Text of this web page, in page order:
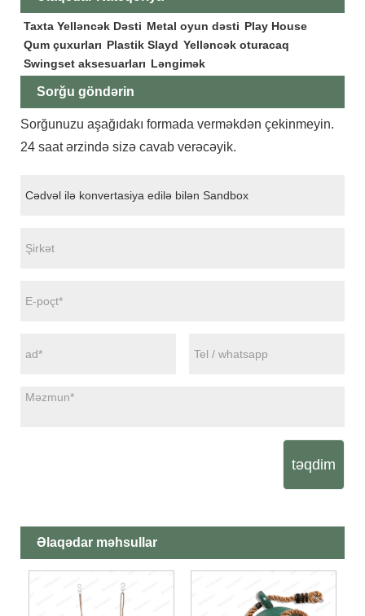
Taxta Yelləncək Dəsti Metal oyun dəsti Play House
Qum çuxurları Plastik Slayd Yelləncək oturacaq
Swingset aksesuarları Ləngimək
Sorğu göndərin
Sorğunuzu aşağıdakı formada verməkdən çekinmeyin.
24 saat ərzində sizə cavab verəcəyik.
təqdim
Əlaqədar məhsullar